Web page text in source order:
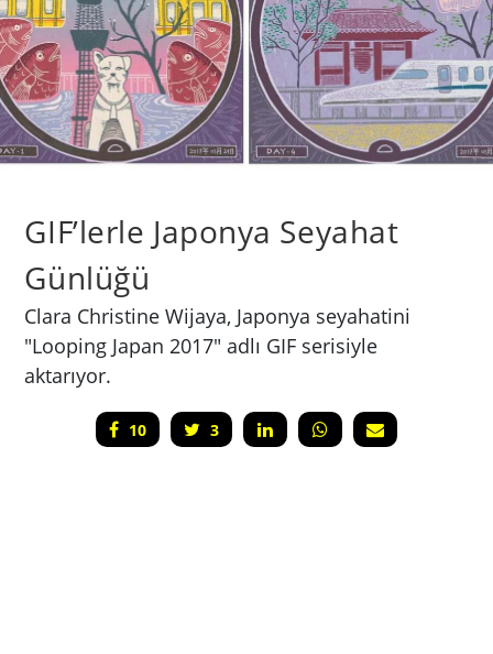
GIF’lerle Japonya Seyahat
Günlüğü
Clara Christine Wijaya, Japonya seyahatini
"Looping Japan 2017" adlı GIF serisiyle
aktarıyor.
10 3